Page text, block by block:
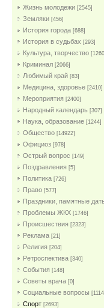
Жизнь молодежи [2545]
Земляки [456]
История города [688]
История в судьбах [293]
Культура, творчество
Криминал [2066]
Любимый край [83]
Медицина, здоровье [2410]
Мероприятия [2400]
Народный календарь [307]
Наука, образование [1244]
Общество [14922]
Официоз [978]
Острый вопрос [149]
Поздравления [5]
Политика [726]
Право [577]
Праздники, памятные
Проблемы ЖКХ [1746]
Проиcшествия [2323]
Реклама [21]
Религия [204]
Ретроспектива [340]
События [148]
Советы врача [0]
Социальные вопросы [1114]
Спорт [2693]